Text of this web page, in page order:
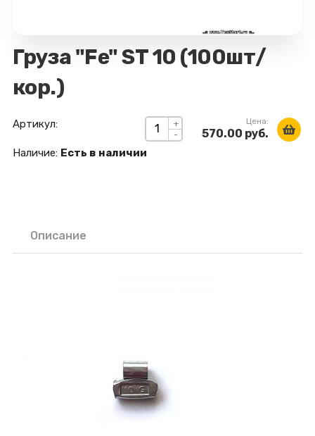
Груза "Fe" ST 10 (100шт/
кор.)
+
-
Цена:
570.00 руб.
Артикул:
Наличие: Есть в наличии
Описание